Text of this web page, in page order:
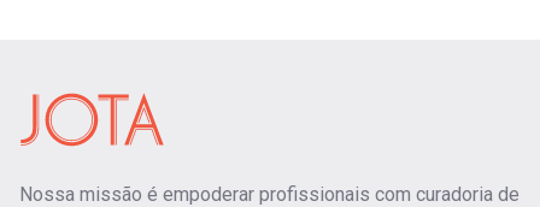
Nossa missão é empoderar profissionais com curadoria de